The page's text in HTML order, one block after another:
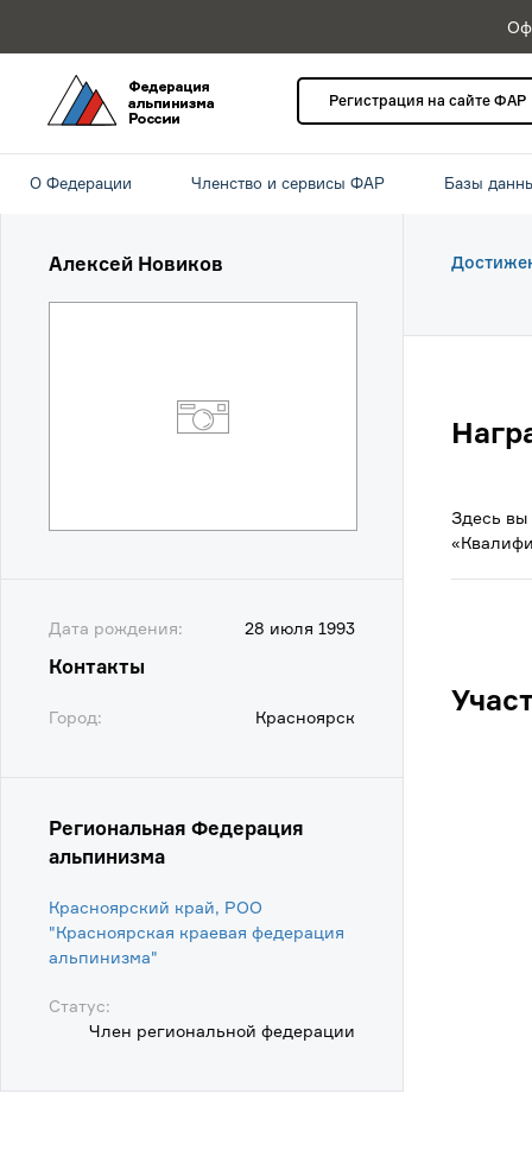
Регистрация на сайте ФАР
О Федерации Членство и сервисы ФАР Базы
Алексей Новиков
Дата рождения: 28 июля 1993
Контакты
Город: Красноярск
Региональная Федерация
альпинизма
Красноярский край, РОО
"Красноярская краевая федерация
альпинизма"
Статус:
Член региональной федерации
Здесь вы